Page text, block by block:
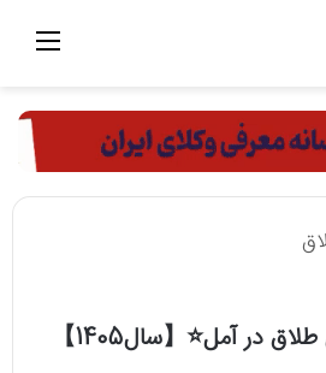
منو
10 تا از بهترین وکیل طلاق در آمل⭐【سال1405】